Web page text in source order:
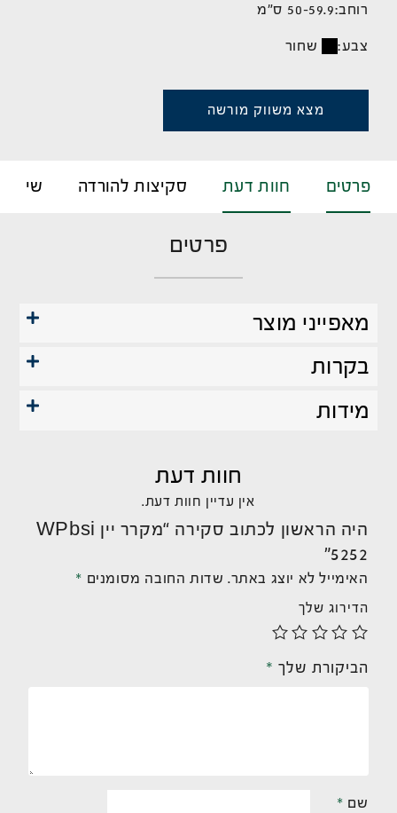
רוחב:50-59.9 ס"מ
צבע: שחור
מצא משווק מורשה
פרטים חוות דעת סקיצות להורדה
פרטים
מאפייני מוצר
בקרות
מידות
חוות דעת
אין עדיין חוות דעת.
היה הראשון לכתוב סקירה “מקרר יין WPbsi
5252”
האימייל לא יוצג באתר. שדות החובה מסומנים *
הדירוג שלך
הביקורת שלך *
שם *